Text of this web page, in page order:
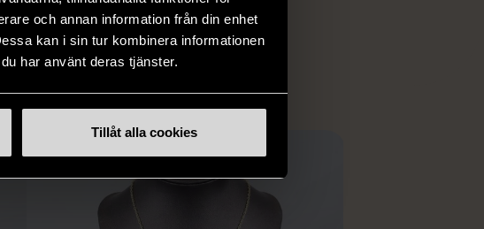
och annan information från din enhet
kan i sin tur kombinera informationen
har använt deras tjänster.
Tillåt alla cookies
inte finns i vanliga butiker.